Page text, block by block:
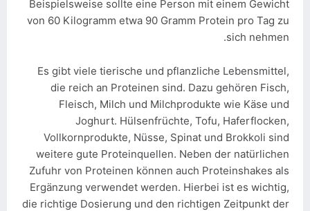
Beispielsweise sollte eine Person mit einem Gewicht
von 60 Kilogramm etwa 90 Gramm Protein pro Tag zu
sich nehmen.
Es gibt viele tierische und pflanzliche Lebensmittel,
die reich an Proteinen sind. Dazu gehören Fisch,
Fleisch, Milch und Milchprodukte wie Käse und
Joghurt. Hülsenfrüchte, Tofu, Haferflocken,
Vollkornprodukte, Nüsse, Spinat und Brokkoli sind
weitere gute Proteinquellen. Neben der natürlichen
Zufuhr von Proteinen können auch Proteinshakes als
Ergänzung verwendet werden. Hierbei ist es wichtig,
die richtige Dosierung und den richtigen Zeitpunkt der